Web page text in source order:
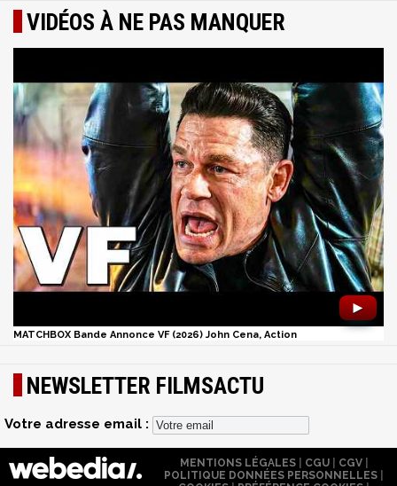
VIDÉOS À NE PAS MANQUER
►
MATCHBOX Bande Annonce VF (2026) John Cena, Action
NEWSLETTER FILMSACTU
Votre adresse email :
MENTIONS LÉGALES| CGU| CGV|
POLITIQUE DONNÉES PERSONNELLES